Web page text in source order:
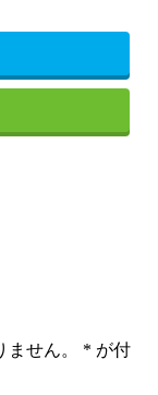
せん。 * が付